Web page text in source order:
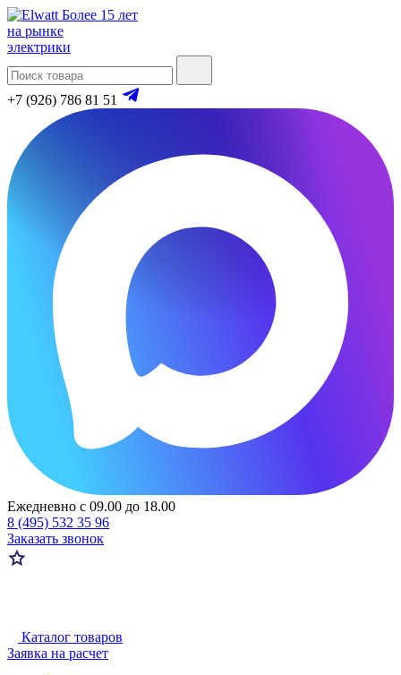
Более 15 лет
на рынке
электрики
+7 (926) 786 81 51
Ежедневно с 09.00 до 18.00
8 (495) 532 35 96
Заказать звонок
Каталог товаров
Заявка на расчет